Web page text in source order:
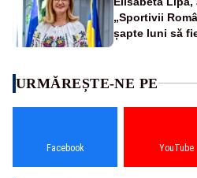
„Sportivii
șapte luni să
URMĂREȘTE-NE PE
Facebook YouTube